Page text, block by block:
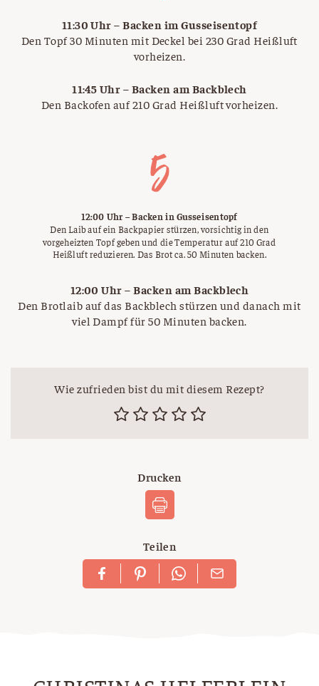
11:30 Uhr – Backen im Gusseisentopf
Den Topf 30 Minuten mit Deckel bei 230 Grad Heißluft
vorheizen.
11:45 Uhr – Backen am Backblech
Den Backofen auf 210 Grad Heißluft vorheizen.
12:00 Uhr – Backen in Gusseisentopf
Den Laib auf ein Backpapier stürzen, vorsichtig in den
vorgeheizten Topf geben und die Temperatur auf 210 Grad
Heißluft reduzieren. Das Brot ca. 50 Minuten backen.
12:00 Uhr – Backen am Backblech
Den Brotlaib auf das Backblech stürzen und danach mit
viel Dampf für 50 Minuten backen.
Wie zufrieden bist du mit diesem Rezept?
Drucken
Teilen